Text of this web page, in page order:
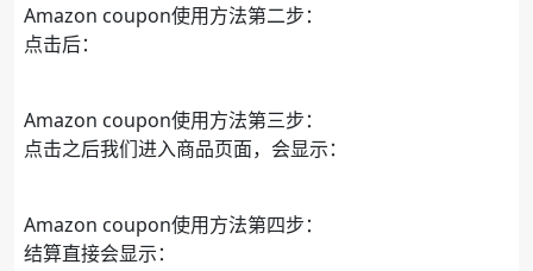
Amazon coupon使用方法第二步：
点击后：
Amazon coupon使用方法第三步：
点击之后我们进入商品页面，会显示：
Amazon coupon使用方法第四步：
结算直接会显示：